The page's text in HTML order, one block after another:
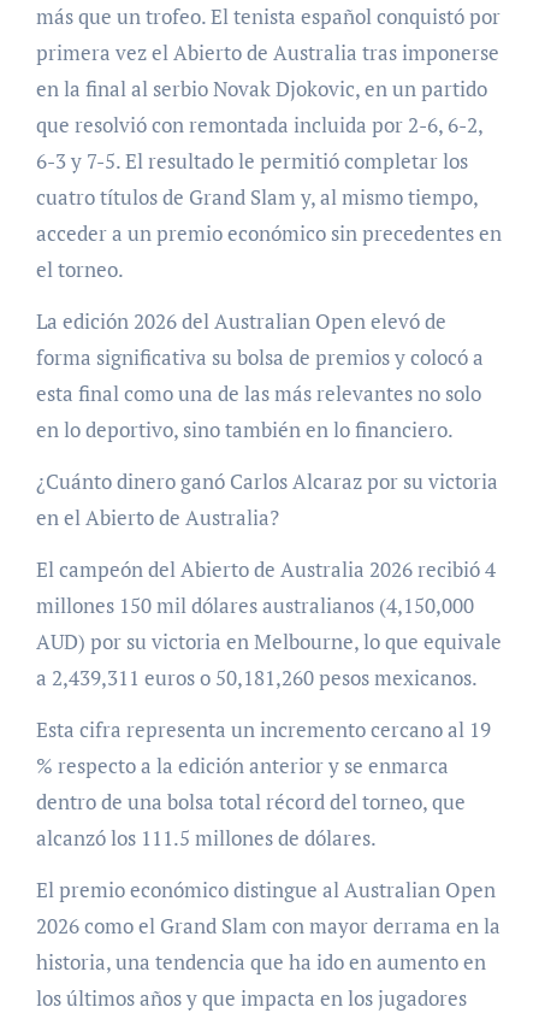
más que un trofeo. El tenista español conquistó por
primera vez el Abierto de Australia tras imponerse
en la final al serbio Novak Djokovic, en un partido
que resolvió con remontada incluida por 2-6, 6-2,
6-3 y 7-5. El resultado le permitió completar los
cuatro títulos de Grand Slam y, al mismo tiempo,
acceder a un premio económico sin precedentes en
el torneo.
La edición 2026 del Australian Open elevó de
forma significativa su bolsa de premios y colocó a
esta final como una de las más relevantes no solo
en lo deportivo, sino también en lo financiero.
¿Cuánto dinero ganó Carlos Alcaraz por su victoria
en el Abierto de Australia?
El campeón del Abierto de Australia 2026 recibió 4
millones 150 mil dólares australianos (4,150,000
AUD) por su victoria en Melbourne, lo que equivale
a 2,439,311 euros o 50,181,260 pesos mexicanos.
Esta cifra representa un incremento cercano al 19
% respecto a la edición anterior y se enmarca
dentro de una bolsa total récord del torneo, que
alcanzó los 111.5 millones de dólares.
El premio económico distingue al Australian Open
2026 como el Grand Slam con mayor derrama en la
historia, una tendencia que ha ido en aumento en
los últimos años y que impacta en los jugadores